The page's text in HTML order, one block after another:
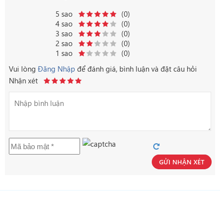
5 sao
(0)
4 sao
(0)
3 sao
(0)
2 sao
(0)
1 sao
(0)
Vui lòng Đăng Nhập để đánh giá, bình luận và đặt câu hỏi
Nhận xét
GỬI NHẬN XÉT